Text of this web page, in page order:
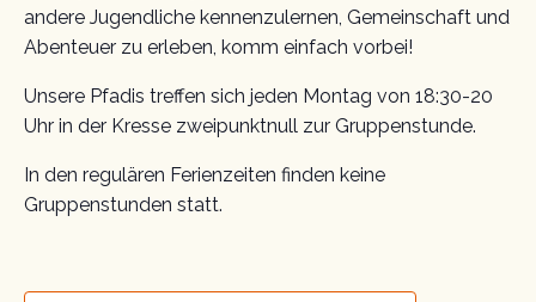
andere Jugendliche kennenzulernen, Gemeinschaft und
Abenteuer zu erleben, komm einfach vorbei!
Unsere Pfadis treffen sich jeden Montag von 18:30-20
Uhr in der Kresse zweipunktnull zur Gruppenstunde.
In den regulären Ferienzeiten finden keine
Gruppenstunden statt.